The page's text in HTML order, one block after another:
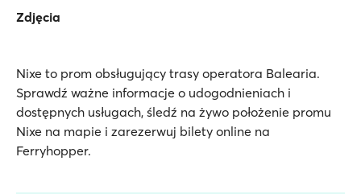
Zdjęcia
Nixe to prom obsługujący trasy operatora Balearia.
Sprawdź ważne informacje o udogodnieniach i
dostępnych usługach, śledź na żywo położenie promu
Nixe na mapie i zarezerwuj bilety online na
Ferryhopper.